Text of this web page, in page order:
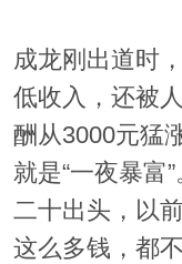
成龙刚出道时
低收入，还被
酬从3000元猛
就是“一夜暴富
二十出头，以
这么多钱，都